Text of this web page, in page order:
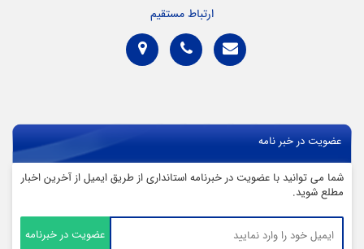
ارتباط مستقیم
عضویت در خبر نامه
شما می توانید با عضویت در خبرنامه استانداری از طریق ایمیل از آخرین اخبار
مطلع شوید.